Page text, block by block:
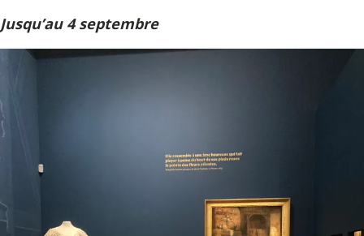
Jusqu’au 4 septembre